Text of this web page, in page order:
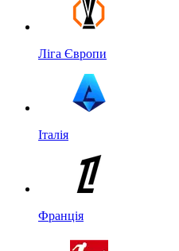
Ліга Європи
Італія
Франція